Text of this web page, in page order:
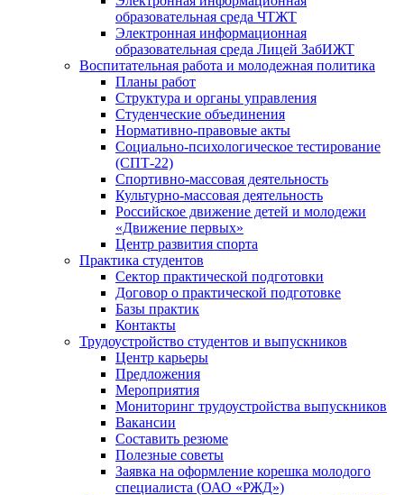
образовательная среда ЧТЖТ
Электронная информационная
образовательная среда Лицей ЗабИЖТ
Воспитательная работа и молодежная политика
Планы работ
Структура и органы управления
Студенческие объединения
Нормативно-правовые акты
Социально-психологическое тестирование
(СПТ-22)
Спортивно-массовая деятельность
Культурно-массовая деятельность
Российское движение детей и молодежи
«Движение первых»
Центр развития спорта
Практика студентов
Сектор практической подготовки
Договор о практической подготовке
Базы практик
Контакты
Трудоустройство студентов и выпускников
Центр карьеры
Предложения
Мероприятия
Мониторинг трудоустройства выпускников
Вакансии
Составить резюме
Полезные советы
Заявка на оформление корешка молодого
специалиста (ОАО «РЖД»)